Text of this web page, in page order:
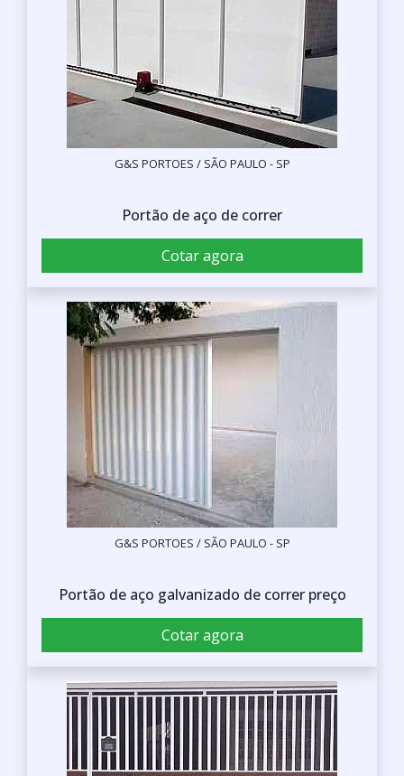
G&S PORTOES / SÃO PAULO - SP
Portão de aço de correr
Cotar agora
G&S PORTOES / SÃO PAULO - SP
Portão de aço galvanizado de correr preço
Cotar agora